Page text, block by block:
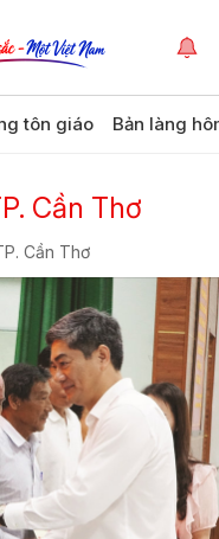
tôn giáo Bản làng
Cần Thơ
Cần Thơ